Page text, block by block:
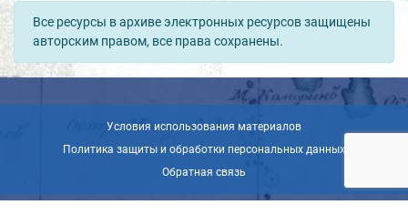
Все ресурсы в архиве электронных ресурсов защищены
авторским правом, все права сохранены.
Условия использования материалов
Политика защиты и обработки персональных данных
Обратная связь